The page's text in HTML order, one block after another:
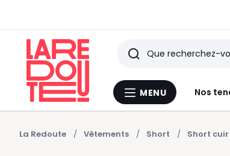
Menu
MENU Nos
Rechercher
Derniers
articles
vus
La Redoute Vêtements Short Short